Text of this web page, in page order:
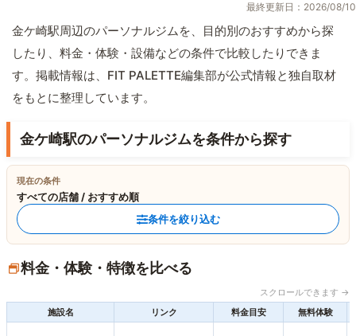
最終更新日：2026/08/10
金ケ崎駅周辺のパーソナルジムを、目的別のおすすめから探
したり、料金・体験・設備などの条件で比較したりできま
す。掲載情報は、FIT PALETTE編集部が公式情報と独自取材
をもとに整理しています。
金ケ崎駅のパーソナルジムを条件から探す
現在の条件
すべての店舗 / おすすめ順
条件を絞り込む
料金・体験・特徴を比べる
スクロールできます →
施設名
リンク 料金目安 無料体験